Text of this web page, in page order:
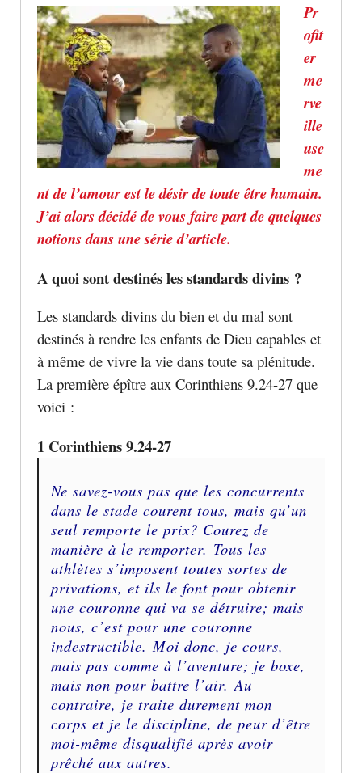
Pr
ofit
er
me
rve
ille
use
me
nt de l’amour est le désir de toute être humain.
J’ai alors décidé de vous faire part de quelques
notions dans une série d’article.
A quoi sont destinés les standards divins ?
Les standards divins du bien et du mal sont
destinés à rendre les enfants de Dieu capables et
à même de vivre la vie dans toute sa plénitude.
La première épître aux Corinthiens 9.24-27 que
voici :
1 Corinthiens 9.24-27
Ne savez-vous pas que les concurrents
dans le stade courent tous, mais qu’un
seul remporte le prix? Courez de
manière à le remporter. Tous les
athlètes s’imposent toutes sortes de
privations, et ils le font pour obtenir
une couronne qui va se détruire; mais
nous, c’est pour une couronne
indestructible. Moi donc, je cours,
mais pas comme à l’aventure; je boxe,
mais non pour battre l’air. Au
contraire, je traite durement mon
corps et je le discipline, de peur d’être
moi-même disqualifié après avoir
prêché aux autres.